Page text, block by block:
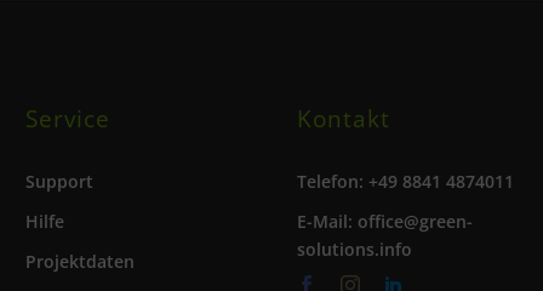
Service
Support
Hilfe
Projektdaten
Kontakt
Telefon: +49 8841 4874011
E-Mail: office@green-
solutions.info